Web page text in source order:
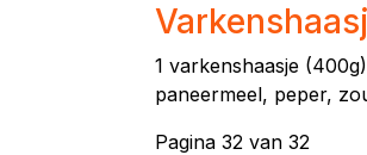
1 varkenshaasje
paneermeel, peper,
Pagina 32 van 32